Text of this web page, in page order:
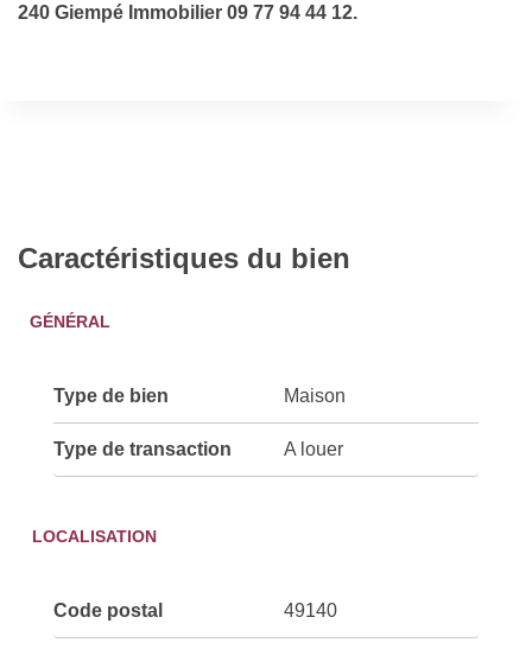
240 Giempé Immobilier 09 77 94 44 12.
Caractéristiques du bien
GÉNÉRAL
Type de bien Maison
Type de transaction A louer
LOCALISATION
Code postal 49140